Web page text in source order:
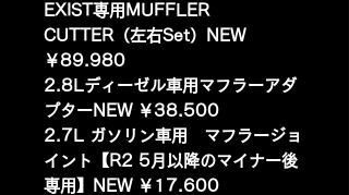
EXIST専用MUFFLER
CUTTER（左右Set）NEW
￥89.980
2.8Lディーゼル車用マフラーアダ
プターNEW ￥38.500
2.7L ガソリン車用 マフラージョ
イント【R2 5月以降のマイナー後
専用】NEW ￥17.600